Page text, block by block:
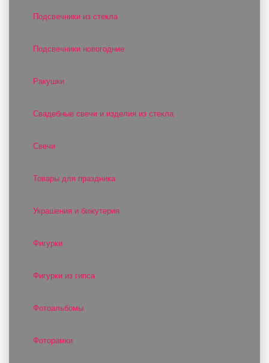
Подсвечники из стекла
Подсвечники новогодние
Ракушки
Свадебные свечи и изделия из стекла
Свечи
Товары для праздника
Украшения и бижутерия
Фигурки
Фигурки из гипса
Фотоальбомы
Фоторамки